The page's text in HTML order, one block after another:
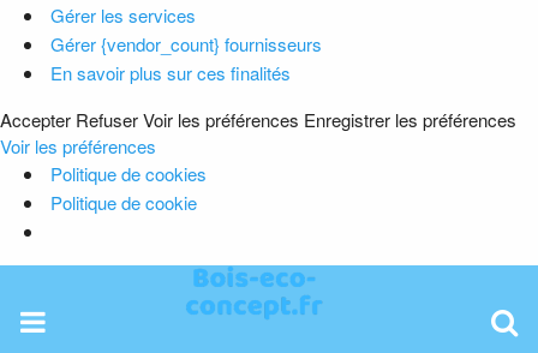
Gérer les services
Gérer {vendor_count} fournisseurs
En savoir plus sur ces finalités
Accepter RefuserVoir les préférences Enregistrer les préférences
Voir les préférences
Politique de cookies
Politique de cookie
content